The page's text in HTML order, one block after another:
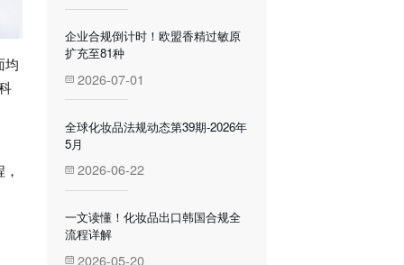
均
企业合规倒计时！欧盟香精过敏原
扩充至81种
2026-07-01
全球化妆品法规动态第39期-2026年
5月
2026-06-22
一文读懂！化妆品出口韩国合规全
流程详解
2026-05-20